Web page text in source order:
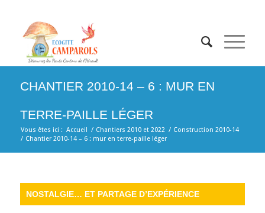
CHANTIER 2010-14 – 6 : MUR EN
TERRE-PAILLE LÉGER
Vous êtes ici : Accueil / Chantiers 2010 et 2022 / Construction 2010-14
/ Chantier 2010-14 – 6 : mur en terre-paille léger
NOSTALGIE… ET PARTAGE D’EXPÉRIENCE